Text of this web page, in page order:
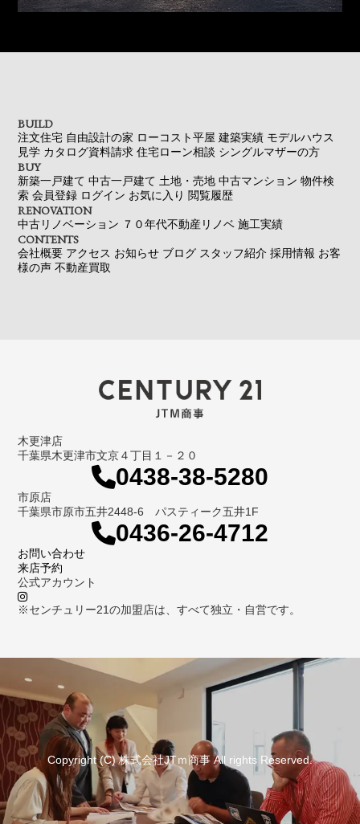
BUILD
注文住宅 自由設計の家 ローコスト平屋 建築実績 モデルハウス
見学 カタログ資料請求 住宅ローン相談 シングルマザーの方
BUY
新築一戸建て 中古一戸建て 土地・売地 中古マンション 物件検
索 会員登録 ログイン お気に入り 閲覧履歴
RENOVATION
中古リノベーション ７０年代不動産リノベ 施工実績
CONTENTS
会社概要 アクセス お知らせ ブログ スタッフ紹介 採用情報 お客
様の声 不動産買取
木更津店
千葉県木更津市文京４丁目１－２０
0438-38-5280
市原店
千葉県市原市五井2448-6 パスティーク五井1F
0436-26-4712
お問い合わせ
来店予約
公式アカウント
※センチュリー21の加盟店は、すべて独立・自営です。
Copyright (C) 株式会社JTｍ商事 All rights Reserved.